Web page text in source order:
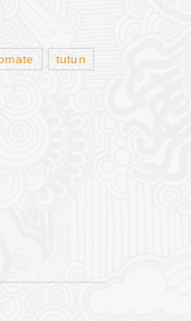
tutun